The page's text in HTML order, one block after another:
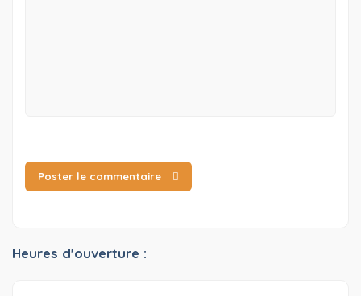
Poster le commentaire
Heures d'ouverture :